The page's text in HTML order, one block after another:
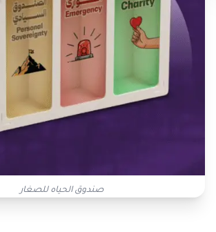
صندوق الحياه للصغار